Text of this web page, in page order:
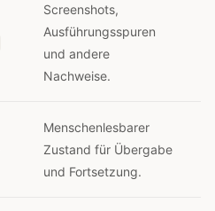
Screenshots,
Ausführungsspuren
und andere
Nachweise.
Menschenlesbarer
Zustand für Übergabe
und Fortsetzung.